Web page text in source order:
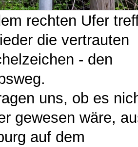
rechten Ufer
die vertrauten
- den
uns, ob es
gewesen wäre,
auf dem